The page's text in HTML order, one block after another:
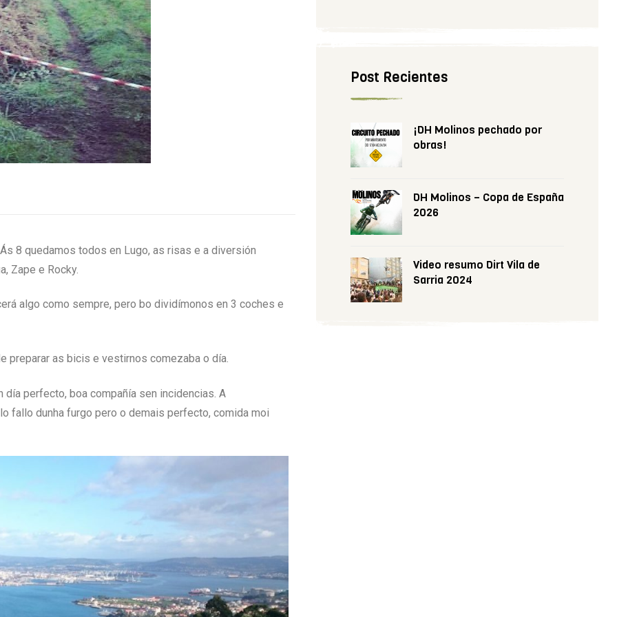
8 quedamos todos en Lugo, as risas e a diversión
Zape e Rocky.
algo como sempre, pero bo dividímonos en 3 coches e
preparar as bicis e vestirnos comezaba o día.
día perfecto, boa compañía sen incidencias. A
fallo dunha furgo pero o demais perfecto, comida moi
Post Recientes
¡DH Molinos pechado por
obras!
DH Molinos – Copa de España
2026
Video resumo Dirt Vila de
Sarria 2024